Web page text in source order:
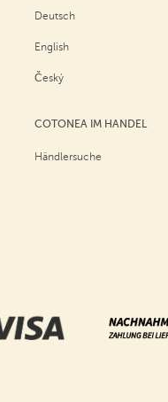
Deutsch
English
Český
COTONEA IM HANDEL
Händlersuche